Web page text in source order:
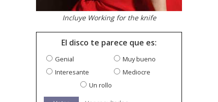
Incluye Working for the knife
El disco te parece que es:
Genial
Muy bueno
Interesante
Mediocre
Un rollo